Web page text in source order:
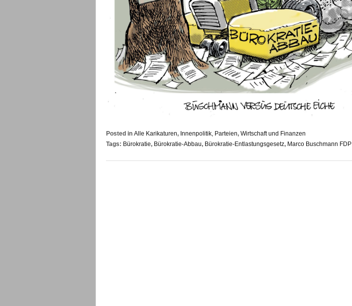
Posted in Alle Karikaturen, Innenpolitik, Parteien, Wirtschaft und Finanzen
Tags: Bürokratie, Bürokratie-Abbau, Bürokratie-Entlastungsgesetz, Marco Buschmann FDP